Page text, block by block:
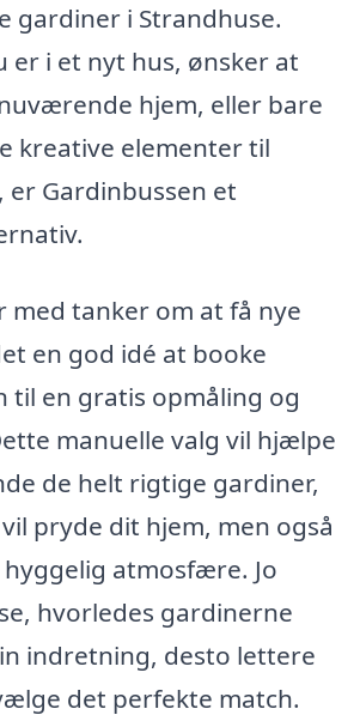
gardiner i Strandhuse.
er i et nyt hus, ønsker at
hjem, eller bare
kreative elementer til
Gardinbussen et
med tanker om at få nye
en god idé at booke
til en gratis opmåling og
manuelle valg vil hjælpe
de helt rigtige gardiner,
pryde dit hjem, men også
atmosfære. Jo
hvorledes gardinerne
indretning, desto lettere
det perfekte match.